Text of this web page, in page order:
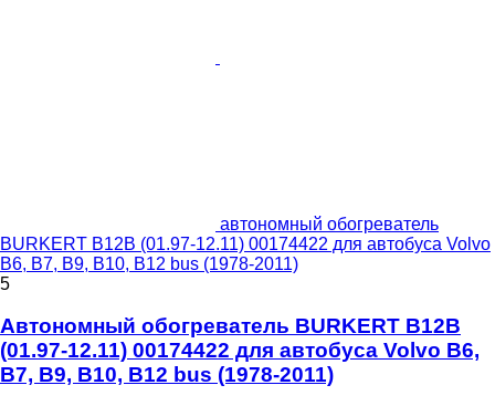
автономный обогреватель
BURKERT B12B (01.97-12.11) 00174422 для автобуса Volvo
B6, B7, B9, B10, B12 bus (1978-2011)
5
Автономный обогреватель BURKERT B12B
(01.97-12.11) 00174422 для автобуса Volvo B6,
B7, B9, B10, B12 bus (1978-2011)